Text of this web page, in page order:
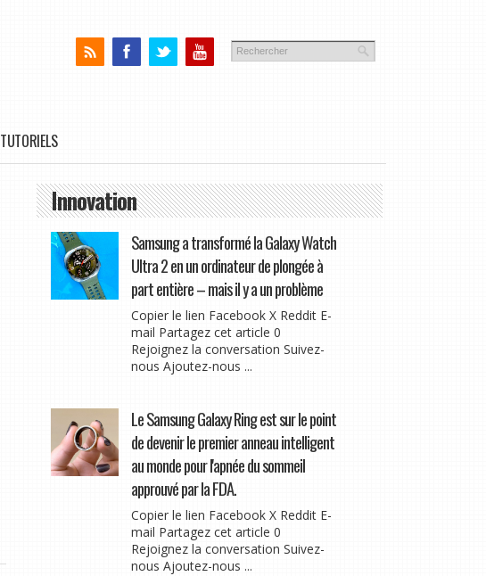
TUTORIELS
Innovation
Samsung a transformé la Galaxy Watch
Ultra 2 en un ordinateur de plongée à
part entière – mais il y a un problème
Copier le lien Facebook X Reddit E-
mail Partagez cet article 0
Rejoignez la conversation Suivez-
nous Ajoutez-nous ...
Le Samsung Galaxy Ring est sur le point
de devenir le premier anneau intelligent
au monde pour l'apnée du sommeil
approuvé par la FDA.
Copier le lien Facebook X Reddit E-
mail Partagez cet article 0
Rejoignez la conversation Suivez-
nous Ajoutez-nous ...